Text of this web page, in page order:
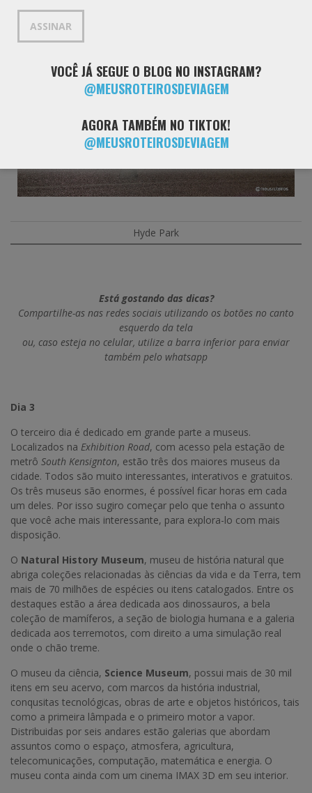
Hyde Park
Está gostando das dicas?
Compartilhe-as nas redes sociais utilizando os botões no canto
esquerdo da tela
ou, caso esteja no celular, utilize a barra inferior para enviar
também pelo whatsapp
Dia 3
O terceiro dia é dedicado em grande parte a museus.
Localizados na Exhibition Road, com acesso pela estação de
metrô South Kensignton, estão três dos maiores museus da
cidade. Todos são muito interessantes, interativos e gratuitos.
Os três museus são enormes, é possível ficar horas em cada
um deles. Por isso sugiro começar pelo que tenha o assunto
que você ache mais interessante, para explora-lo com mais
disposição.
O Natural History Museum, museu de história natural que
abriga coleções relacionadas às ciências da vida e da Terra, tem
mais de 70 milhões de espécies ou itens catalogados. Entre os
destaques estão a área dedicada aos dinossauros, a bela
coleção de mamíferos, a seção de biologia humana e a galeria
dedicada aos terremotos, com direito a uma simulação real
onde o chão treme.
O museu da ciência, Science Museum, possui mais de 30 mil
itens em seu acervo, com marcos da história industrial,
conqusitas tecnológicas, obras de arte e objetos históricos, tais
como a primeira lâmpada e o primeiro motor a vapor.
Distribuidas por seis andares estão galerias que abordam
assuntos como o espaço, atmosfera, agricultura,
telecomunicações, computação, matemática e energia. O
museu conta ainda com um cinema IMAX 3D em seu interior.
ASSINAR
VOCÊ JÁ SEGUE O BLOG NO INSTAGRAM?
@MEUSROTEIROSDEVIAGEM
AGORA TAMBÉM NO TIKTOK!
@MEUSROTEIROSDEVIAGEM